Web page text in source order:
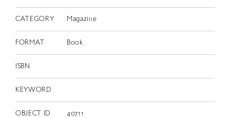
CATEGORY Magazine
FORMAT Book
ISBN
KEYWORD
OBJECT ID 40711